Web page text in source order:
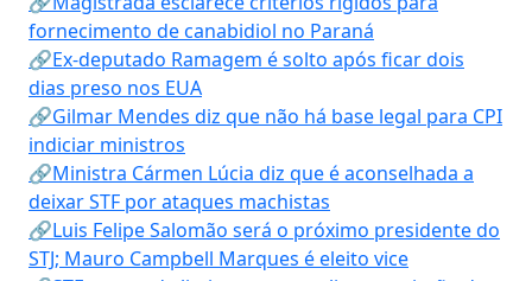
fornecimento de canabidiol no Paraná
🔗Ex-deputado Ramagem é solto após ficar dois
dias preso nos EUA
🔗Gilmar Mendes diz que não há base legal para CPI
indiciar ministros
🔗Ministra Cármen Lúcia diz que é aconselhada a
deixar STF por ataques machistas
🔗Luis Felipe Salomão será o próximo presidente do
STJ; Mauro Campbell Marques é eleito vice